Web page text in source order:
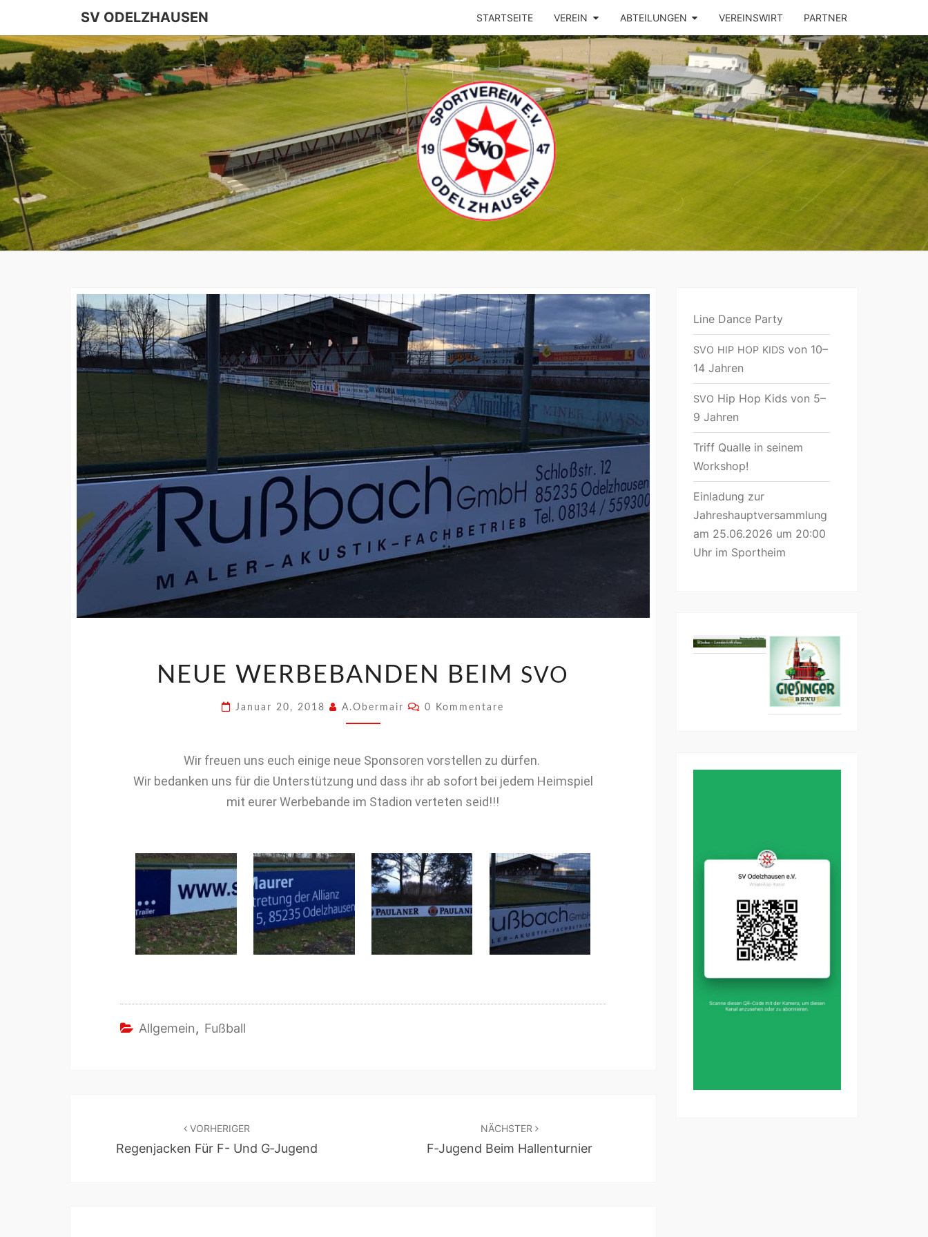
SV ODELZHAUSEN STARTSEITE VEREIN ABTEILUNGEN VEREINSWIRT PARTNER
SV
ODELZHAUSEN
NEUE WERBEBANDEN BEIM SVO
Januar 20, 2018 A.Obermair 0 Kommentare
Wir freuen uns euch einige neue Spon­soren vorstellen zu dür­fen.
Wir bedanken uns für die Unter­stützung und dass ihr ab sofort bei jedem Heim­spiel
mit eur­er Wer­be­bande im Sta­dion verteten seid!!!
Allgemein, Fußball
VORHERIGER
Regenjacken Für F- Und G‑Jugend
NÄCHSTER
F‑Jugend Beim Hallenturnier
Line Dance Party
SVO HIP HOP KIDSvon 10–
14 Jahren
SVO Hip Hop Kids von 5–
9 Jahren
Triff Qualle in seinem
Workshop!
Einladung zur
Jahreshauptversammlung
am 25.06.2026 um 20:00
Uhr im Sportheim